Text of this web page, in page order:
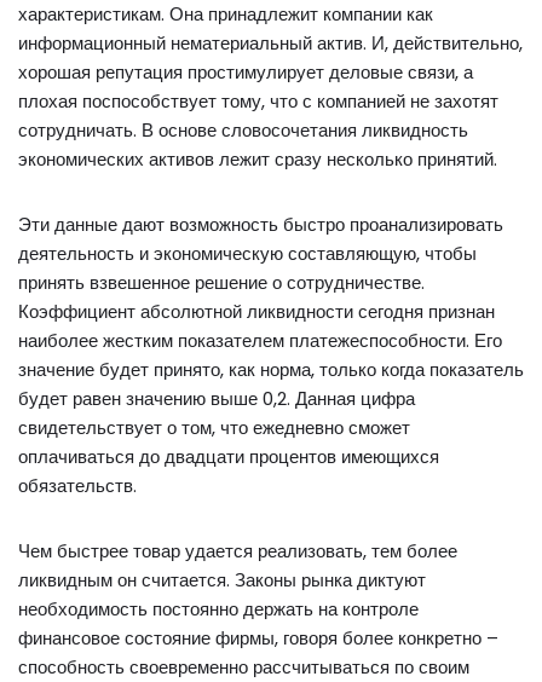
характеристикам. Она принадлежит компании как
информационный нематериальный актив. И, действительно,
хорошая репутация простимулирует деловые связи, а
плохая поспособствует тому, что с компанией не захотят
сотрудничать. В основе словосочетания ликвидность
экономических активов лежит сразу несколько принятий.
Эти данные дают возможность быстро проанализировать
деятельность и экономическую составляющую, чтобы
принять взвешенное решение о сотрудничестве.
Коэффициент абсолютной ликвидности сегодня признан
наиболее жестким показателем платежеспособности. Его
значение будет принято, как норма, только когда показатель
будет равен значению выше 0,2. Данная цифра
свидетельствует о том, что ежедневно сможет
оплачиваться до двадцати процентов имеющихся
обязательств.
Чем быстрее товар удается реализовать, тем более
ликвидным он считается. Законы рынка диктуют
необходимость постоянно держать на контроле
финансовое состояние фирмы, говоря более конкретно –
способность своевременно рассчитываться по своим